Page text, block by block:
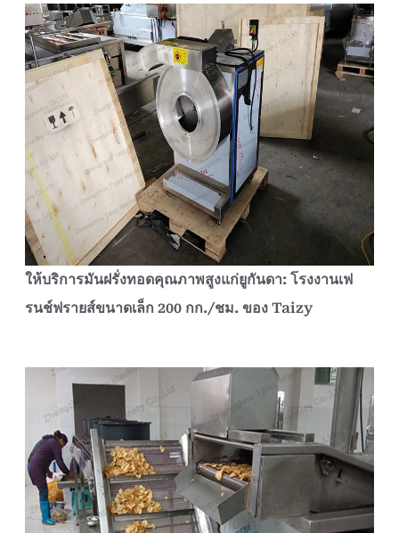
ให้บริการมันฝรั่งทอดคุณภาพสูงแก่ยูกันดา: โรงงานเฟ
รนช์ฟรายส์ขนาดเล็ก 200 กก./ชม. ของ Taizy